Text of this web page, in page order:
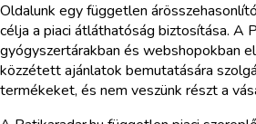
Oldalunk egy független
célja a piaci átláthatóság biztosítása. A
gyógyszertárakban és webshopokban
közzétett ajánlatok bemutatására
termékeket, és nem veszünk részt a